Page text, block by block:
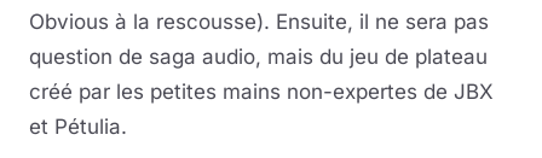
Jeux de société
Musique
Obvious à la rescousse). Ensuite, il ne sera pas
question de saga audio, mais du jeu de plateau
créé par les petites mains non-expertes de JBX
et Pétulia.